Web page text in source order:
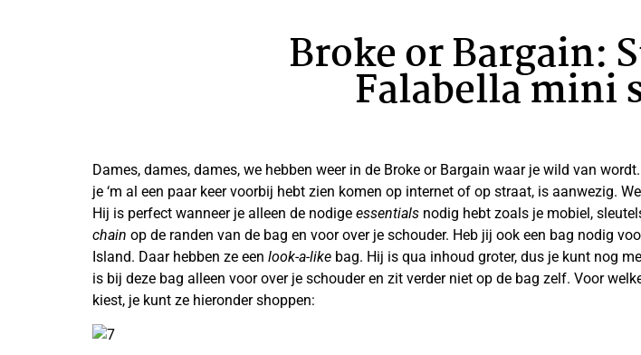
Broke or Bargain:
Falabella mini
Dames, dames, dames, we hebben weer in de Broke or Bargain waar je wild van
je ‘m al een paar keer voorbij hebt zien komen op internet of op straat, is aanwezig.
Hij is perfect wanneer je alleen de nodige essentials nodig hebt zoals je mobiel,
chain op de randen van de bag en voor over je schouder. Heb jij ook een bag nodig
Island. Daar hebben ze een look-a-like bag. Hij is qua inhoud groter, dus je kunt nog
is bij deze bag alleen voor over je schouder en zit verder niet op de bag zelf. Voor
kiest, je kunt ze hieronder shoppen: